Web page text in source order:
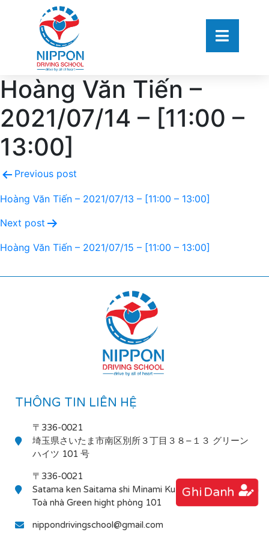
Hoàng Văn Tiến –
2021/07/14 – [11:00 –
13:00]
Previous post
Hoàng Văn Tiến – 2021/07/13 – [11:00 – 13:00]
Next post
Hoàng Văn Tiến – 2021/07/15 – [11:00 – 13:00]
Ghi Danh
THÔNG TIN LIÊN HỆ
〒336-0021
埼玉県さいたま市南区別所３丁目３８−１３ グリーン
ハイツ 101 号
〒336-0021
Satama ken Saitama shi Minami Ku Bessho 3-38-13
Toà nhà Green hight phòng 101
nippondrivingschool@gmail.com